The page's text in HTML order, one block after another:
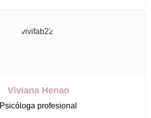
Viviana Henao
Psicóloga profesional